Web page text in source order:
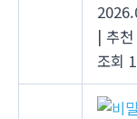
| 추
조회 1